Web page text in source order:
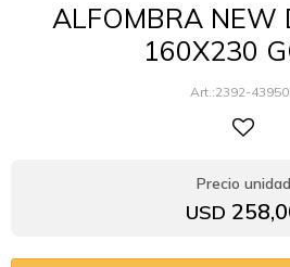
ALFOMBRA NEW
160X230
2392-
USD